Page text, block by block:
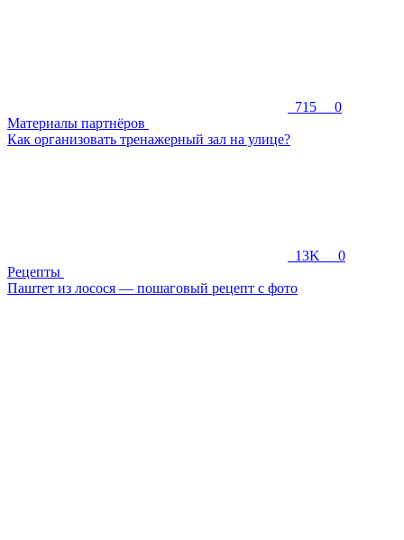
715
0
Материалы партнёров
Как организовать тренажерный зал на улице?
13K
0
Рецепты
Паштет из лосося — пошаговый рецепт с фото